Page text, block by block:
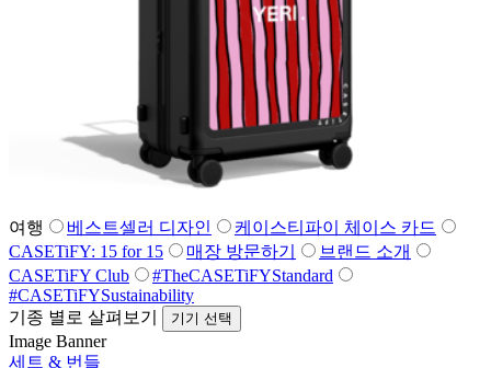
여행 베스트셀러 디자인
케이스티파이 체이스 카드
CASETiFY: 15 for 15
매장 방문하기
브랜드 소개
CASETiFY Club
#TheCASETiFYStandard
#CASETiFYSustainability
기종 별로 살펴보기
기기 선택
Image Banner
세트 & 번들